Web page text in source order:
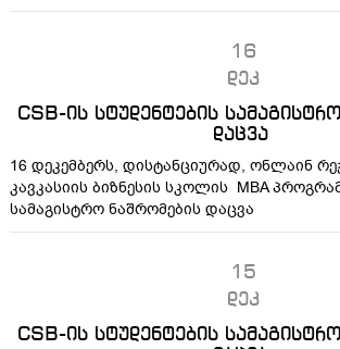
16
დეკ
CSB-ის სტუდენტების
დაცვა
16 დეკემბერს, დისტანციურად, ონლაინ
კავკასიის ბიზნესის სკოლის MBA
სამაგისტრო ნაშრომების დაცვა
15
დეკ
CSB-ის სტუდენტების